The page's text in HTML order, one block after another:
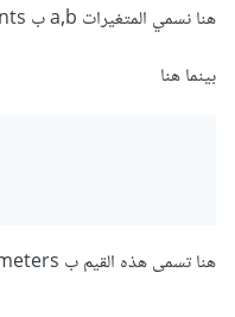
هنا نسمي المتغيرات a,b ب Arguments
بينما هنا
هنا تسمى هذه القيم ب Parameters.